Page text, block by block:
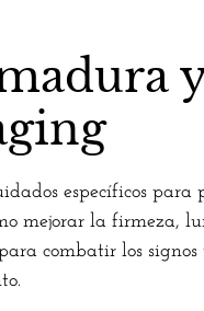
específicos
mejorar la firmeza,
combatir los signos